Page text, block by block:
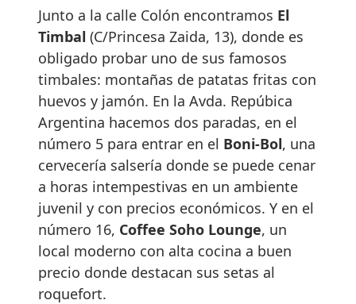
Junto a la calle Colón encontramos El
Timbal (C/Princesa Zaida, 13), donde es
obligado probar uno de sus famosos
timbales: montañas de patatas fritas con
huevos y jamón. En la Avda. Repúbica
Argentina hacemos dos paradas, en el
número 5 para entrar en el Boni-Bol, una
cervecería salsería donde se puede cenar
a horas intempestivas en un ambiente
juvenil y con precios económicos. Y en el
número 16, Coffee Soho Lounge, un
local moderno con alta cocina a buen
precio donde destacan sus setas al
roquefort.